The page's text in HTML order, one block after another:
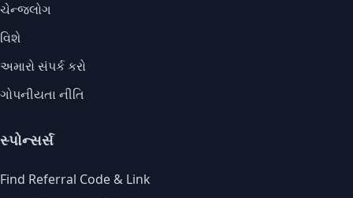
ચેન્જલોગ
વિશે
અમારો સંપર્ક કરો
ગોપનીયતા નીતિ
સ્પોન્સર્સ
Find Referral Code & Link